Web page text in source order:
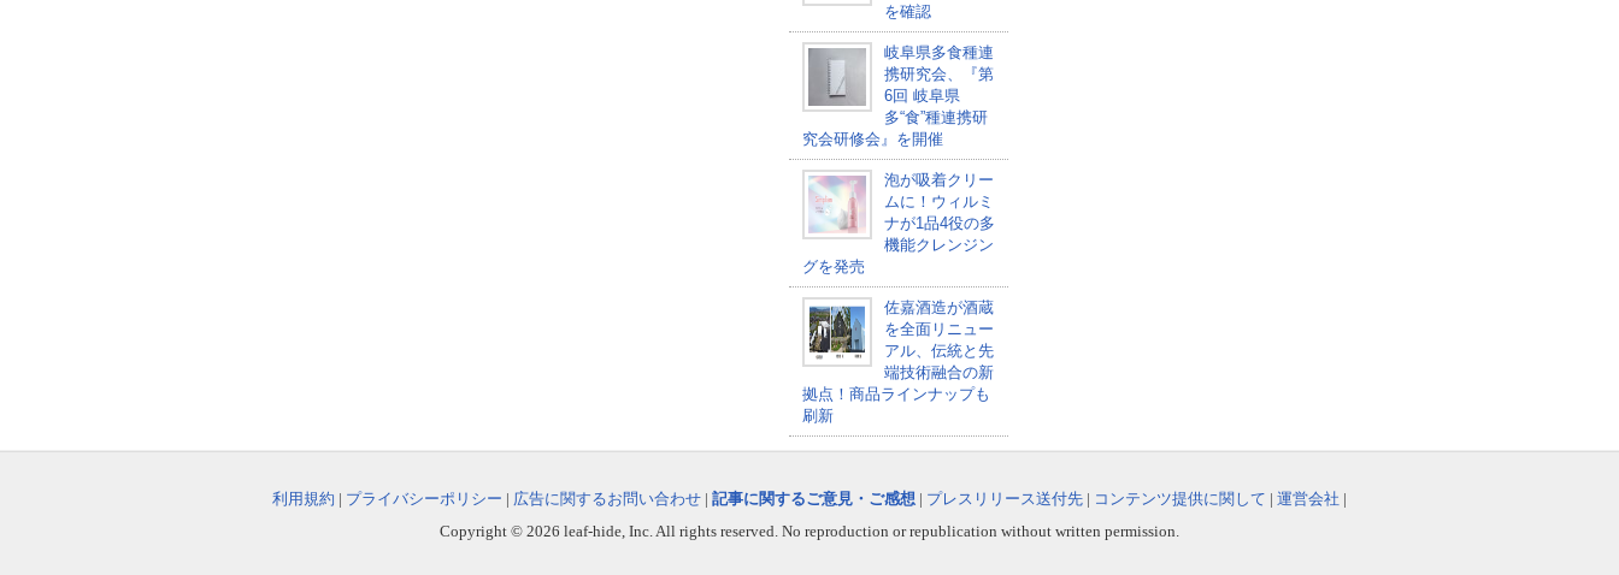
を確認
岐阜県多食種連
携研究会、『第
6回 岐阜県
多“食”種連携研
究会研修会』を開催
泡が吸着クリー
ムに！ウィルミ
ナが1品4役の多
機能クレンジン
グを発売
佐嘉酒造が酒蔵
を全面リニュー
アル、伝統と先
端技術融合の新
拠点！商品ラインナップも
刷新
利用規約 | プライバシーポリシー | 広告に関するお問い合わせ | 記事に関するご意見・ご感想 | プレスリリース送付先 | コンテンツ提供に関して | 運営会社 |
Copyright © 2026 leaf-hide, Inc. All rights reserved. No reproduction or republication without written permission.